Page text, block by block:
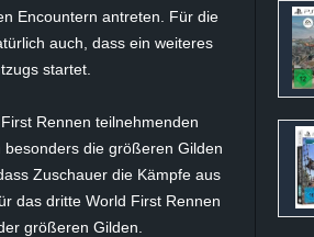
Encountern antreten. Für die
auch, dass ein weiteres
startet.
Rennen teilnehmenden
die größeren Gilden
Zuschauer die Kämpfe aus
das dritte World First Rennen
größeren Gilden.